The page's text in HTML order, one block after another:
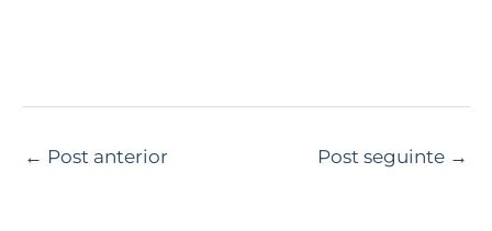
← Post anterior Post seguinte →